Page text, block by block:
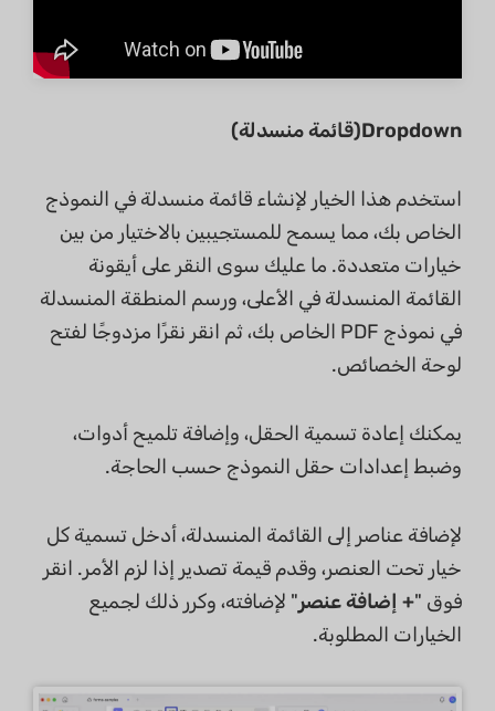
Dropdown(قائمة منسدلة)
استخدم هذا الخيار لإنشاء قائمة منسدلة في النموذج
الخاص بك، مما يسمح للمستجيبين بالاختيار من بين
خيارات متعددة. ما عليك سوى النقر على أيقونة
القائمة المنسدلة في الأعلى، ورسم المنطقة المنسدلة
في نموذج PDF الخاص بك، ثم انقر نقرًا مزدوجًا لفتح
لوحة الخصائص.
يمكنك إعادة تسمية الحقل، وإضافة تلميح أدوات،
وضبط إعدادات حقل النموذج حسب الحاجة.
لإضافة عناصر إلى القائمة المنسدلة، أدخل تسمية كل
خيار تحت العنصر، وقدم قيمة تصدير إذا لزم الأمر. انقر
فوق "+ إضافة عنصر" لإضافته، وكرر ذلك لجميع
الخيارات المطلوبة.